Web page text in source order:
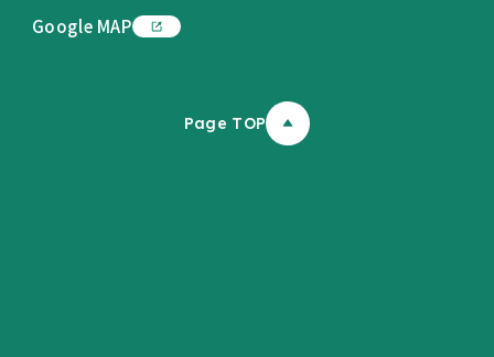
Google MAP
Page TOP